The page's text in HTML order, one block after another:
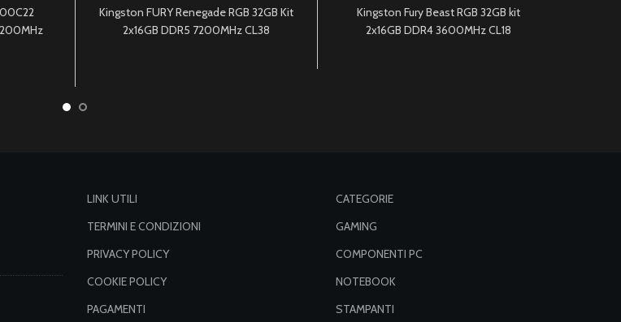
Kingston FURY Renegade RGB 32GB Kit
2x16GB DDR5 7200MHz CL38
Kingston Fury Beast RGB 32GB kit
2x16GB DDR4 3600MHz CL18
LINK UTILI
TERMINI E CONDIZIONI
PRIVACY POLICY
COOKIE POLICY
PAGAMENTI
CATEGORIE
GAMING
COMPONENTI PC
NOTEBOOK
STAMPANTI